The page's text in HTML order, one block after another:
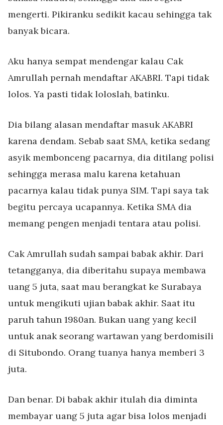
mengerti. Pikiranku sedikit kacau sehingga tak
banyak bicara.
Aku hanya sempat mendengar kalau Cak
Amrullah pernah mendaftar AKABRI. Tapi tidak
lolos. Ya pasti tidak loloslah, batinku.
Dia bilang alasan mendaftar masuk AKABRI
karena dendam. Sebab saat SMA, ketika sedang
asyik membonceng pacarnya, dia ditilang polisi
sehingga merasa malu karena ketahuan
pacarnya kalau tidak punya SIM. Tapi saya tak
begitu percaya ucapannya. Ketika SMA dia
memang pengen menjadi tentara atau polisi.
Cak Amrullah sudah sampai babak akhir. Dari
tetangganya, dia diberitahu supaya membawa
uang 5 juta, saat mau berangkat ke Surabaya
untuk mengikuti ujian babak akhir. Saat itu
paruh tahun 1980an. Bukan uang yang kecil
untuk anak seorang wartawan yang berdomisili
di Situbondo. Orang tuanya hanya memberi 3
juta.
Dan benar. Di babak akhir itulah dia diminta
membayar uang 5 juta agar bisa lolos menjadi